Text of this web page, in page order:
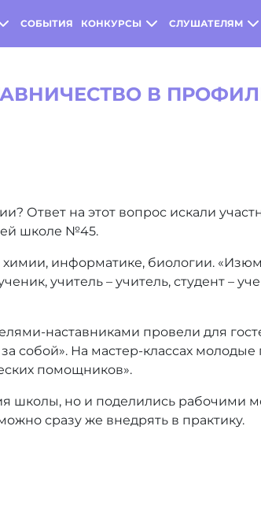
СОБЫТИЯ КОНКУРСЫ СЛУШАТЕЛЯМ
В
Ответ на этот вопрос искали
школе №45.
информатике, биологии.
учитель – учитель, студент –
наставниками провели для
собой». На мастер-классах молодые
помощников».
школы, но и поделились рабочими
сразу же внедрять в практику.